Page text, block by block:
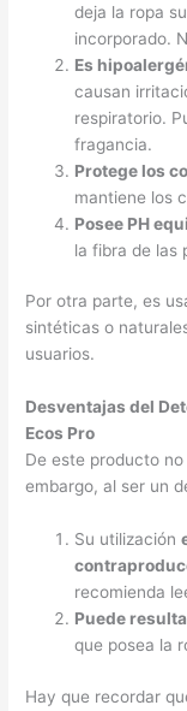
deja la ropa
incorporado.
Es
causan
respiratorio.
fragancia.
Protege los
mantiene los
Posee PH
la fibra de las
Por otra parte, es
sintéticas o
usuarios.
Desventajas del
Ecos Pro
De este producto
embargo, al ser un
Su utilización
recomienda
Puede
que posea la
Hay que recordar